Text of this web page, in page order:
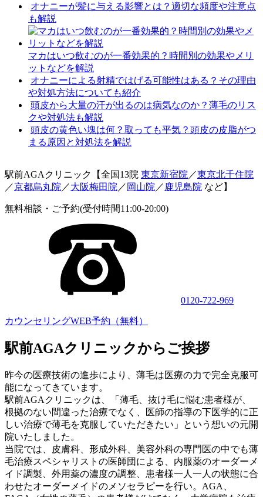
オナニーが髪に与える影響とは？適切な頻度や注意点
も解説
マカはいつ飲むのが一番効果的？時間別の効果やメリ
ットなどを解説
オナニーによる射精ではげる可能性はある？その理由
や対処方法についても紹介
頭皮から大量の汗が出るのは病気なのか？薄毛のリス
クや対処法も解説
頭皮の黄色い塊は何？取っても平気？頭皮の皮脂がつ
まる原因と対処法を解説
駅前AGAクリニック【全国13院 東京新宿院 ／東京北千住院
／京都烏丸院 ／大阪梅田院 ／ 岡山院 ／ 鹿児島院 など】
無料相談・ご予約(受付時間11:00-20:00)
0120-722-969
カウンセリングWEB予約（無料）
駅前AGAクリニックからご挨拶
昨今の医療技術の進歩により、薄毛は医療の力で完全克服可
能になってきています。
駅前AGAクリニックは、「薄毛、抜け毛に悩む患者様が、
根拠のない間違った治療でなく、医師の指導の下医学的に正
しい治療で薄毛を克服していただきたい」という想いの元開
院いたしました。
当院では、皮膚科、形成外科、美容外科の専門医の中でも薄
毛治療スペシャリストの医師団による、内服薬のオーダーメ
イド調製、外用薬の濃度の調整、患者様一人一人の状態に合
わせたオーダーメイドのメソセラピーを行い。AGA、